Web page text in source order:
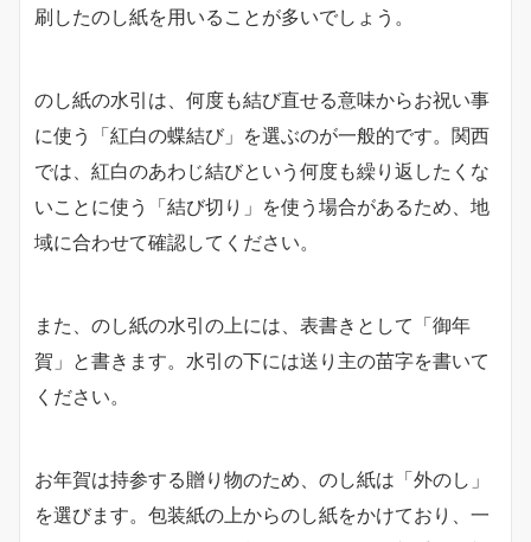
刷したのし紙を用いることが多いでしょう。
のし紙の水引は、何度も結び直せる意味からお祝い事
に使う「紅白の蝶結び」を選ぶのが一般的です。関西
では、紅白のあわじ結びという何度も繰り返したくな
いことに使う「結び切り」を使う場合があるため、地
域に合わせて確認してください。
また、のし紙の水引の上には、表書きとして「御年
賀」と書きます。水引の下には送り主の苗字を書いて
ください。
お年賀は持参する贈り物のため、のし紙は「外のし」
を選びます。包装紙の上からのし紙をかけており、一